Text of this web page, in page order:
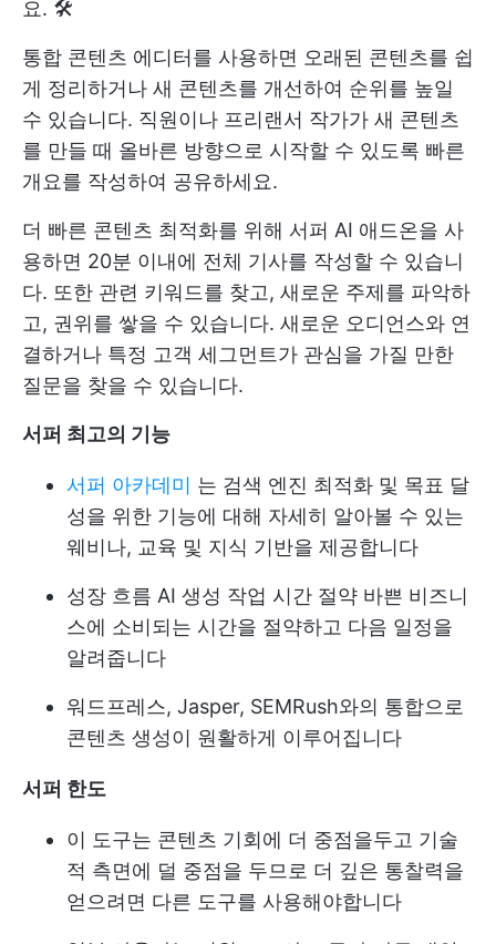
요. 🛠️
통합 콘텐츠 에디터를 사용하면 오래된 콘텐츠를 쉽
게 정리하거나 새 콘텐츠를 개선하여 순위를 높일
수 있습니다. 직원이나 프리랜서 작가가 새 콘텐츠
를 만들 때 올바른 방향으로 시작할 수 있도록 빠른
개요를 작성하여 공유하세요.
더 빠른 콘텐츠 최적화를 위해 서퍼 AI 애드온을 사
용하면 20분 이내에 전체 기사를 작성할 수 있습니
다. 또한 관련 키워드를 찾고, 새로운 주제를 파악하
고, 권위를 쌓을 수 있습니다. 새로운 오디언스와 연
결하거나 특정 고객 세그먼트가 관심을 가질 만한
질문을 찾을 수 있습니다.
서퍼 최고의 기능
서퍼 아카데미 는 검색 엔진 최적화 및 목표 달
성을 위한 기능에 대해 자세히 알아볼 수 있는
웨비나, 교육 및 지식 기반을 제공합니다
성장 흐름 AI 생성 작업 시간 절약 바쁜 비즈니
스에 소비되는 시간을 절약하고 다음 일정을
알려줍니다
워드프레스, Jasper, SEMRush와의 통합으로
콘텐츠 생성이 원활하게 이루어집니다
서퍼 한도
이 도구는 콘텐츠 기회에 더 중점을두고 기술
적 측면에 덜 중점을 두므로 더 깊은 통찰력을
얻으려면 다른 도구를 사용해야합니다